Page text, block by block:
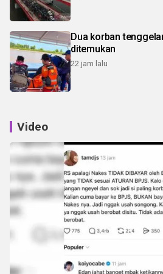
Dua korban
ditemukan
22 jam lalu
Video